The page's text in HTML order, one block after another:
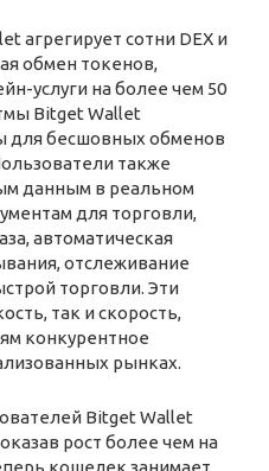
агрегирует сотни DEX и
обмен токенов,
услуги на более чем 50
Bitget Wallet
для бесшовных обменов
также
данным в реальном
для торговли,
автоматическая
отслеживание
торговли. Эти
так и скорость,
конкурентное
рынках.
Bitget Wallet
рост более чем на
кошелек занимает